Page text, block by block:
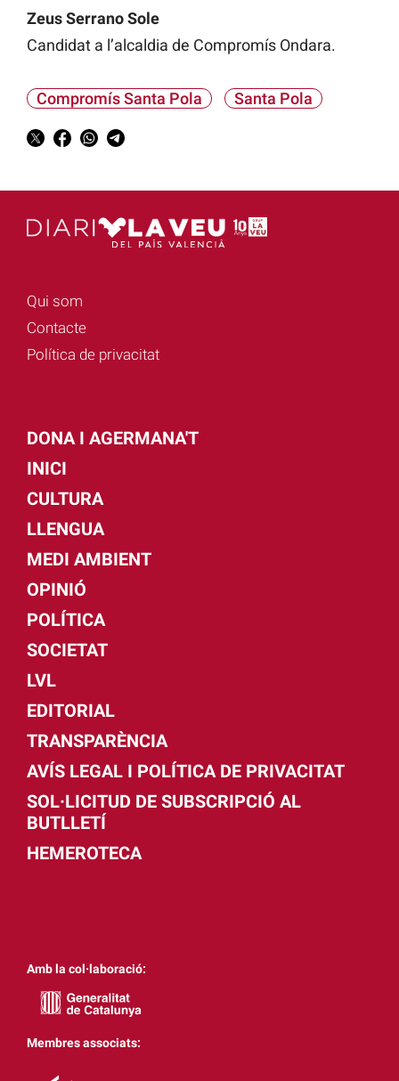
Zeus Serrano Sole
Candidat a l’alcaldia de Compromís Ondara.
Compromís Santa Pola Santa Pola
Qui som
Contacte
Política de privacitat
DONA I AGERMANA'T
INICI
CULTURA
LLENGUA
MEDI AMBIENT
OPINIÓ
POLÍTICA
SOCIETAT
LVL
EDITORIAL
TRANSPARÈNCIA
AVÍS LEGAL I POLÍTICA DE PRIVACITAT
SOL·LICITUD DE SUBSCRIPCIÓ AL
BUTLLETÍ
HEMEROTECA
Amb la col·laboració:
Membres associats: